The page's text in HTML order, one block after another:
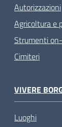
Autorizzazioni
Agricoltura e
Strumenti
Cimiteri
VIVERE
Luoghi